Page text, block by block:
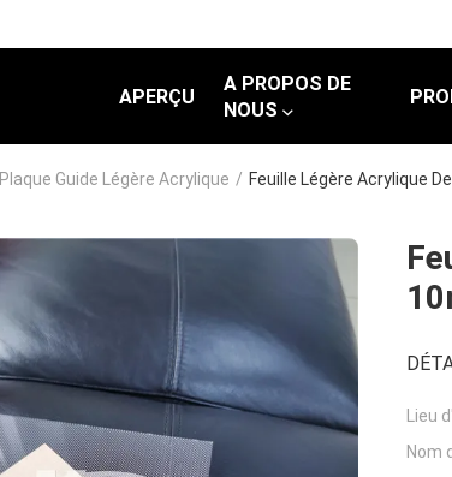
APERÇU
A PROPOS DE
NOUS
Plaque Guide Légère Acrylique / Feuille Légère Acrylique
Lieu
Nom